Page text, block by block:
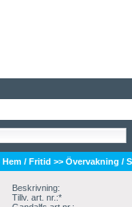
Hem / Fritid >> Övervakning /
Beskrivning:
Tillv. art. nr.:*